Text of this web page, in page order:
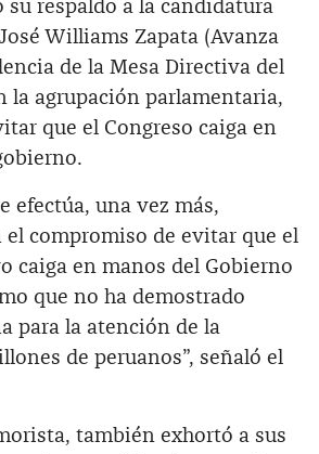
su respaldo a la candidatura
Williams Zapata (Avanza
de la Mesa Directiva del
la agrupación parlamentaria,
que el Congreso caiga en
efectúa, una vez más,
compromiso de evitar que el
caiga en manos del Gobierno
que no ha demostrado
para la atención de la
de peruanos”, señaló el
también exhortó a sus